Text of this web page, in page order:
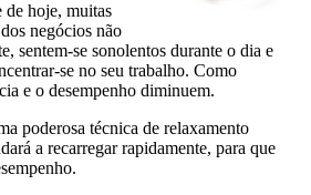
de hoje, muitas
negócios não
sentem-se sonolentos durante o dia e
se no seu trabalho. Como
e o desempenho diminuem.
poderosa técnica de relaxamento
a recarregar rapidamente, para que